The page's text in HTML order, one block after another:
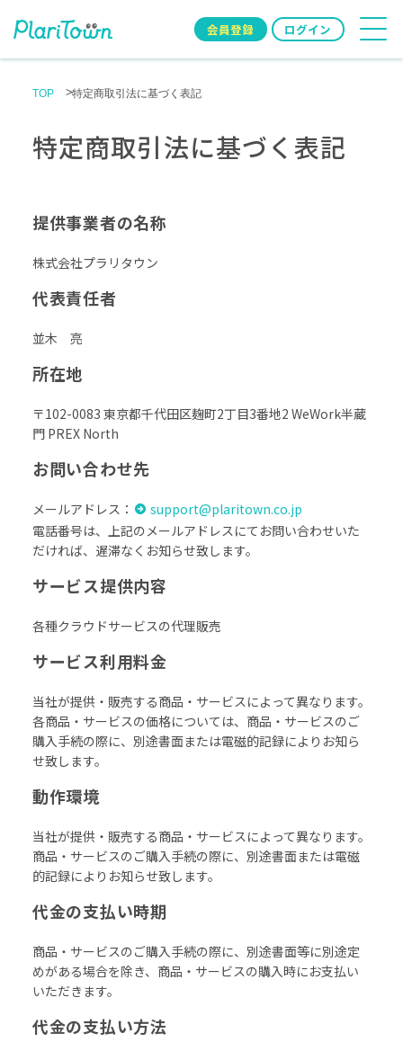
会員登録 ログイン
TOP 特定商取引法に基づく表記
特定商取引法に基づく表記
提供事業者の名称
株式会社プラリタウン
代表責任者
並木 亮
所在地
〒102-0083 東京都千代田区麹町2丁目3番地2 WeWork半蔵
門 PREX North
お問い合わせ先
メールアドレス：
support@plaritown.co.jp
電話番号は、上記のメールアドレスにてお問い合わせいた
だければ、遅滞なくお知らせ致します。
サービス提供内容
各種クラウドサービスの代理販売
サービス利用料金
当社が提供・販売する商品・サービスによって異なります。
各商品・サービスの価格については、商品・サービスのご
購入手続の際に、別途書面または電磁的記録によりお知ら
せ致します。
動作環境
当社が提供・販売する商品・サービスによって異なります。
商品・サービスのご購入手続の際に、別途書面または電磁
的記録によりお知らせ致します。
代金の支払い時期
商品・サービスのご購入手続の際に、別途書面等に別途定
めがある場合を除き、商品・サービスの購入時にお支払い
いただきます。
代金の支払い方法